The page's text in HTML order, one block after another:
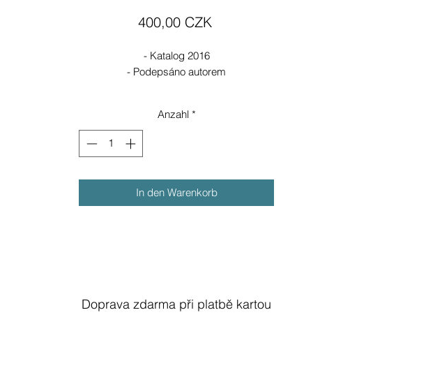
400,00 CZKPreis
- Katalog 2016
- Podepsáno autorem
Anzahl *
In den Warenkorb
Doprava zdarma při platbě kartou